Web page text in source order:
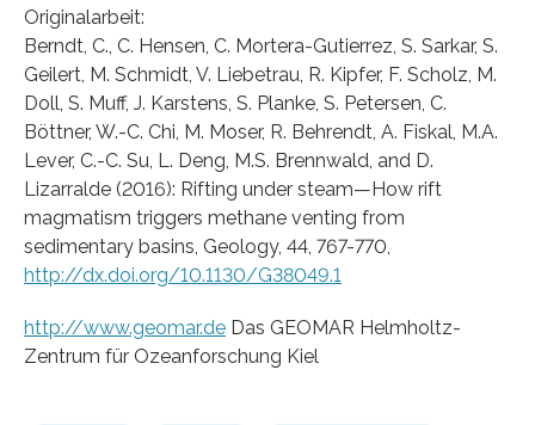
Originalarbeit:
Berndt, C., C. Hensen, C. Mortera-Gutierrez, S. Sarkar, S.
Geilert, M. Schmidt, V. Liebetrau, R. Kipfer, F. Scholz, M.
Doll, S. Muff, J. Karstens, S. Planke, S. Petersen, C.
Böttner, W.-C. Chi, M. Moser, R. Behrendt, A. Fiskal, M.A.
Lever, C.-C. Su, L. Deng, M.S. Brennwald, and D.
Lizarralde (2016): Rifting under steam—How rift
magmatism triggers methane venting from
sedimentary basins, Geology, 44, 767-770,
http://dx.doi.org/10.1130/G38049.1
http://www.geomar.de Das GEOMAR Helmholtz-
Zentrum für Ozeanforschung Kiel